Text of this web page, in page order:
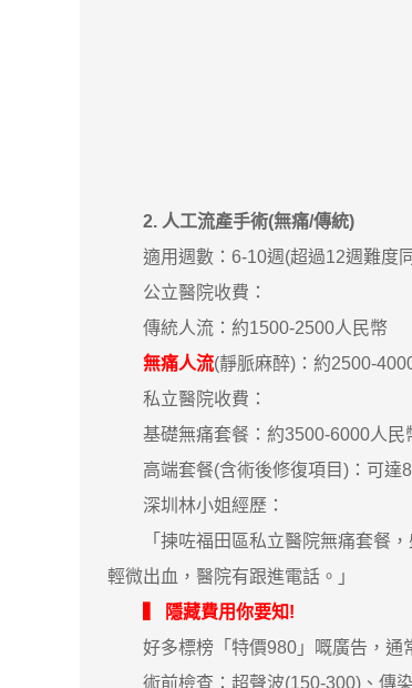
2. 人工流產手術(無痛/傳統)
適用週數：6-10週(超過12週難度
公立醫院收費：
傳統人流：約1500-2500人民幣
無痛人流(靜脈麻醉)：約2500-
私立醫院收費：
基礎無痛套餐：約3500-6000人民
高端套餐(含術後修復項目)：可達
深圳林小姐經歷：
「揀咗福田區私立醫院無痛套餐，
輕微出血，醫院有跟進電話。」
▍ 隱藏費用你要知!
好多標榜「特價980」嘅廣告，通
術前檢查：超聲波(150-300)、傳染